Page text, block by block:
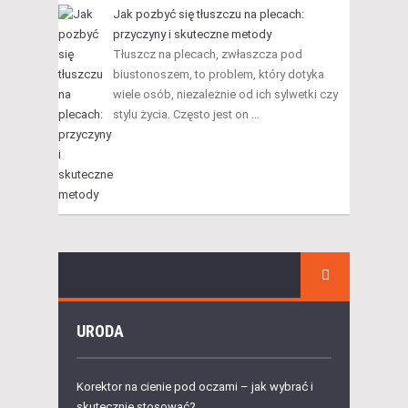
Jak pozbyć się tłuszczu na plecach:
przyczyny i skuteczne metody
Tłuszcz na plecach, zwłaszcza pod
biustonoszem, to problem, który dotyka
wiele osób, niezależnie od ich sylwetki czy
stylu życia. Często jest on …
URODA
Korektor na cienie pod oczami – jak wybrać i